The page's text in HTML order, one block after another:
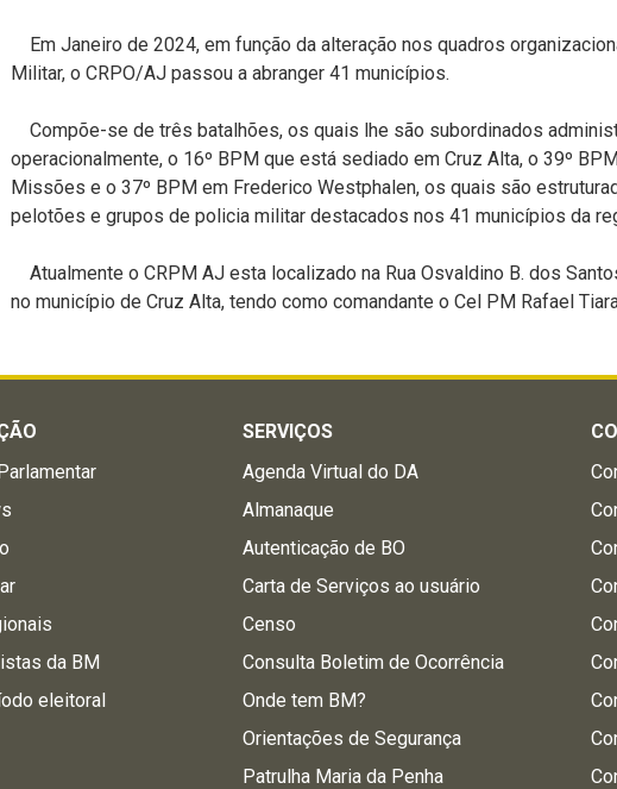
Em Janeiro de 2024, em função da alteração nos quadros
Militar, o CRPO/AJ passou a abranger 41 municípios.
Compõe-se de três batalhões, os quais lhe são subordinados
operacionalmente, o 16º BPM que está sediado em Cruz Alta, o 39º
Missões e o 37º BPM em Frederico Westphalen, os quais são
pelotões e grupos de policia militar destacados nos 41 municípios da
Atualmente o CRPM AJ esta localizado na Rua Osvaldino B. dos
no município de Cruz Alta, tendo como comandante o Cel PM Rafael
da BM
eleitoral
SERVIÇOS
Agenda Virtual do DA
Almanaque
Autenticação de BO
Carta de Serviços ao usuário
Censo
Consulta Boletim de Ocorrência
Onde tem BM?
Orientações de Segurança
Patrulha Maria da Penha